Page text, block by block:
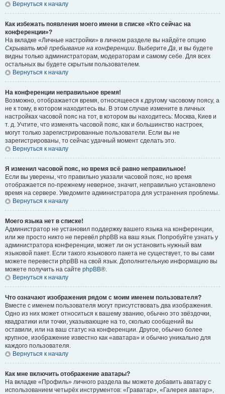
Вернуться к началу
Как избежать появления моего имени в списке «Кто сейчас на
конференции»?
На вкладке «Личные настройки» в личном разделе вы найдёте опцию
Скрывать моё пребывание на конференции. ВыберитеДа, и вы будете
видны только администраторам, модераторам и самому себе. Для всех
остальных вы будете скрытым пользователем.
Вернуться к началу
На конференции неправильное время!
Возможно, отображается время, относящееся к другому часовому поясу, а
не к тому, в котором находитесь вы. В этом случае измените в личных
настройках часовой пояс на тот, в котором вы находитесь: Москва, Киев и
т. д. Учтите, что изменять часовой пояс, как и большинство настроек,
могут только зарегистрированные пользователи. Если вы не
зарегистрированы, то сейчас удачный момент сделать это.
Вернуться к началу
Я изменил часовой пояс, но время всё равно неправильное!
Если вы уверены, что правильно указали часовой пояс, но время
отображается по-прежнему неверное, значит, неправильно установлено
время на сервере. Уведомите администратора для устранения проблемы.
Вернуться к началу
Моего языка нет в списке!
Администратор не установил поддержку вашего языка на конференции,
или же просто никто не перевёл phpBB на ваш язык. Попробуйте узнать у
администратора конференции, может ли он установить нужный вам
языковой пакет. Если такого языкового пакета не существует, то вы сами
можете перевести phpBB на свой язык. Дополнительную информацию вы
можете получить на сайте phpBB®.
Вернуться к началу
Что означают изображения рядом с моим именем пользователя?
Вместе с именем пользователя могут присутствовать два изображения.
Одно из них может относиться к вашему званию, обычно это звёздочки,
квадратики или точки, указывающие на то, сколько сообщений вы
оставили, или на ваш статус на конференции. Другое, обычно более
крупное, изображение известно как «аватара» и обычно уникально для
каждого пользователя.
Вернуться к началу
Как мне включить отображение аватары?
На вкладке «Профиль» личного раздела вы можете добавить аватару с
использованием четырёх инструментов: «Граватар», «Галерея аватар»,